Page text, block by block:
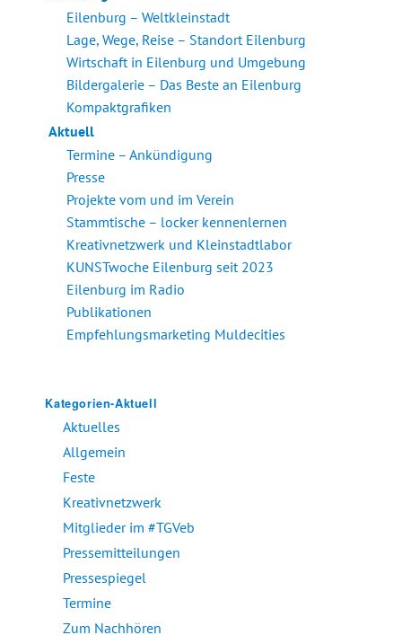
Eilenburg – Weltkleinstadt
Lage, Wege, Reise – Standort Eilenburg
Wirtschaft in Eilenburg und Umgebung
Bildergalerie – Das Beste an Eilenburg
Kompaktgrafiken
Aktuell
Termine – Ankündigung
Presse
Projekte vom und im Verein
Stammtische – locker kennenlernen
Kreativnetzwerk und Kleinstadtlabor
KUNSTwoche Eilenburg seit 2023
Eilenburg im Radio
Publikationen
Empfehlungsmarketing Muldecities
Kategorien-Aktuell
Aktuelles
Allgemein
Feste
Kreativnetzwerk
Mitglieder im #TGVeb
Pressemitteilungen
Pressespiegel
Termine
Zum Nachhören